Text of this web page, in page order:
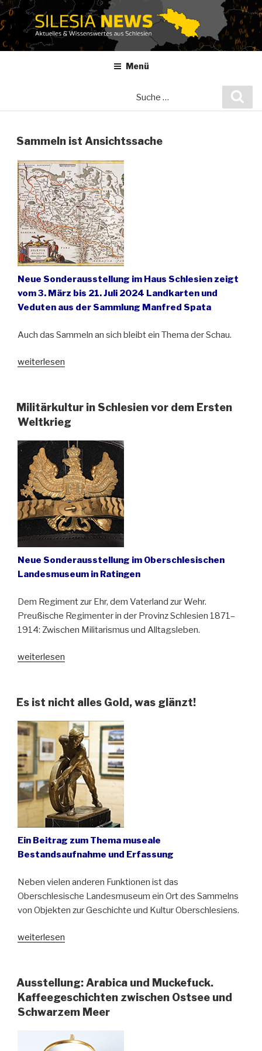
Zum
Inhalt
springen
Menü
Sammeln ist Ansichtssache
Neue Sonderausstellung im Haus Schlesien zeigt
vom 3. März bis 21. Juli 2024 Landkarten und
Veduten aus der Sammlung Manfred Spata
Auch das Sammeln an sich bleibt ein Thema der Schau.
„Sammeln
weiterlesen
Militärkultur in Schlesien vor dem Ersten
Weltkrieg
Neue Sonderausstellung im Oberschlesischen
Landesmuseum in Ratingen
Dem Regiment zur Ehr, dem Vaterland zur Wehr.
Preußische Regimenter in der Provinz Schlesien 1871–
1914: Zwischen Militarismus und Alltagsleben.
„Militärkultur
vor
Ersten
Weltkrieg“
weiterlesen
Es ist nicht alles Gold, was glänzt!
Ein Beitrag zum Thema museale
Bestandsaufnahme und Erfassung
Neben vielen anderen Funktionen ist das
Oberschlesische Landesmuseum ein Ort des Sammelns
von Objekten zur Geschichte und Kultur Oberschlesiens.
„Es
alles
Gold,
was
weiterlesen
Ausstellung: Arabica und Muckefuck.
Kaffeegeschichten zwischen Ostsee und
Schwarzem Meer